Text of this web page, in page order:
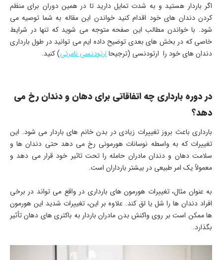
اگر باردار هستید و به شدت تمایل دارید تا در همین دوران برای منظم
کردن دندان های خود اقدام کنید خواندن این مقاله به شما توصیه می
شود. با خواندن مطالب این صفحه متوجه می شوید که تنها در شرایط
خاصی که در بخش های بعدی توضیح داده ایم می توانید در طول بارداری
دندان های خود را ارتودنسی (ترجیحاارتودنسی نامرئی) کنید.
در دوره بارداری چه اتفاقاتی برای دهان و دندان رخ می
دهد؟
بارداری باعث بروز تغییرات زیادی در بدن خانم های باردار می شود. این
تغییرات که به واسطه نوسانات هورمونی رخ می دهد حتی دندان ها و
سلامت دهان و دندان مادران حامله را تحت تاثیر خود قرار می دهد و
معمولاً یک امر طبیعی در بیشتر بارداران است.
به عنوان مثال، تغییرات هورمون های بارداری در واقع می تواند در برخی
افراد دندان ها را شل یا لق کند. علاوه بر این، تغییرات شدید این هورمون
ها ممکن است بر روی واکنش بدن مادران باردار به باکتری های دهان تأثیر
بگذارد.